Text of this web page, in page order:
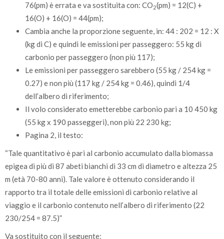
76(pm) è errata e va sostituita con: CO2(pm) = 12(C) +
16(O) + 16(O) = 44(pm);
Cambia anche la proporzione seguente, in: 44 : 202 = 12 : X
(kg di C) e quindi le emissioni per passeggero: 55 kg di
carbonio per passeggero (non più 117);
Le emissioni per passeggero sarebbero (55 kg / 254 kg =
0.27) e non più (117 kg / 254 kg = 0.46), quindi 1/4
dell’albero di riferimento;
Il volo considerato emetterebbe carbonio pari a 10 450 kg
(55 kg x 190 passeggeri), non più 22 230 kg;
Pagina 2, il testo:
“Tale quantitativo è pari al carbonio accumulato dalla biomassa
epigea di più di 87 abeti bianchi di 33 cm di diametro e altezza 25
m (età 70-80 anni). Tale valore è ottenuto considerando il
rapporto tra il totale delle emissioni di carbonio relative al
viaggio e il carbonio contenuto nell’albero di riferimento (22
230/254 = 87.5)”
Va sostituito con il seguente: